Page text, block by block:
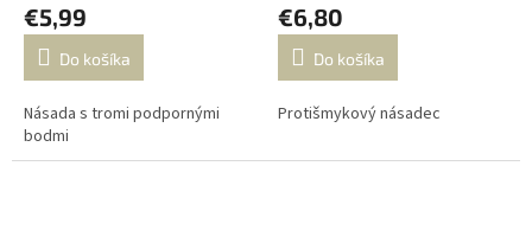
€5,99
Do košíka
Násada s tromi podpornými
bodmi
€6,80
Do košíka
Protišmykový násadec